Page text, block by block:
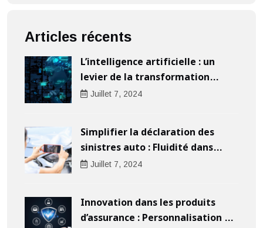
Articles récents
L’intelligence artificielle : un
levier de la transformation
digitale pour les entreprises
Juillet 7, 2024
Simplifier la déclaration des
sinistres auto : Fluidité dans
l’indemnisation
Juillet 7, 2024
Innovation dans les produits
d’assurance : Personnalisation au